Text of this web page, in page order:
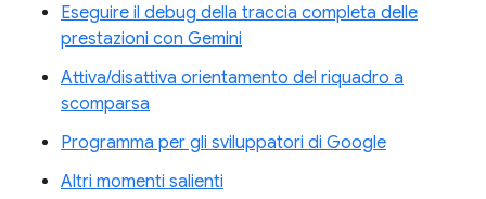
Eseguire il debug della traccia completa delle
prestazioni con Gemini
Attiva/disattiva orientamento del riquadro a
scomparsa
Programma per gli sviluppatori di Google
Altri momenti salienti